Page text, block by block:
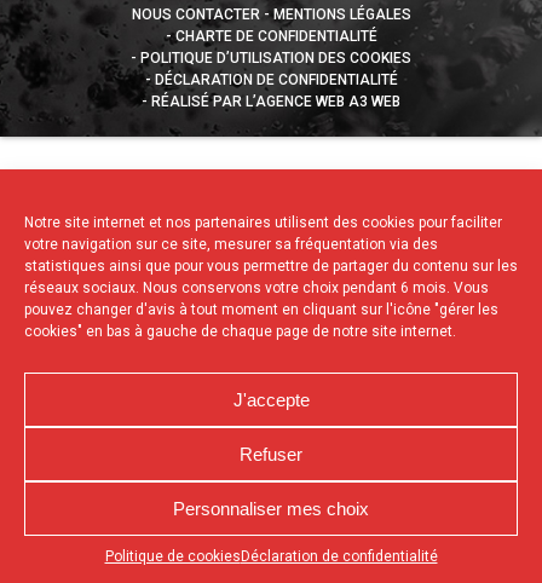
Notre site internet et nos partenaires utilisent des cookies pour faciliter
votre navigation sur ce site, mesurer sa fréquentation via des
statistiques ainsi que pour vous permettre de partager du contenu sur les
réseaux sociaux. Nous conservons votre choix pendant 6 mois. Vous
pouvez changer d'avis à tout moment en cliquant sur l'icône "gérer les
cookies" en bas à gauche de chaque page de notre site internet.
J'accepte
Refuser
Personnaliser mes choix
Politique de cookies Déclaration de confidentialité
Appuyez sur le bouton partager en bas de votre
NOUS CONTACTER
MENTIONS LÉGALES
CHARTE DE CONFIDENTIALITÉ
POLITIQUE D’UTILISATION DES COOKIES
DÉCLARATION DE CONFIDENTIALITÉ
RÉALISÉ PAR L’AGENCE WEB A3 WEB